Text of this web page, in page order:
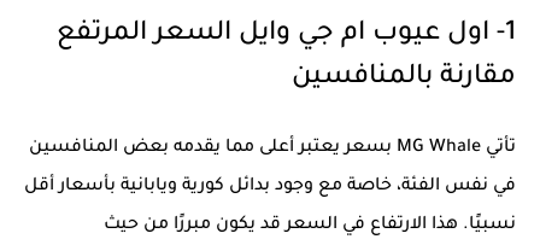
1- اول عيوب ام جي وايل السعر المرتفع
مقارنة بالمنافسين
تأتي MG Whale بسعر يعتبر أعلى مما يقدمه بعض المنافسين
في نفس الفئة، خاصة مع وجود بدائل كورية ويابانية بأسعار أقل
نسبيًا. هذا الارتفاع في السعر قد يكون مبررًا من حيث